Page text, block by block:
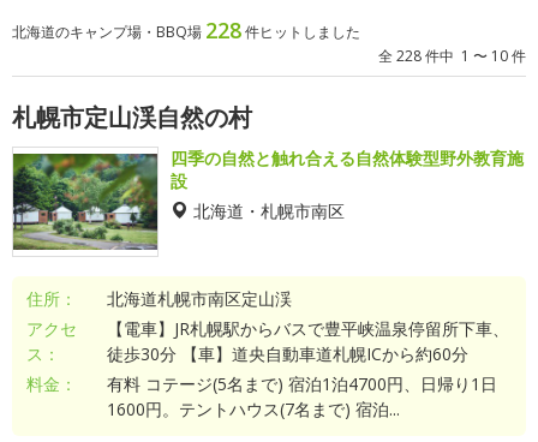
北海道のキャンプ場・BBQ場 228件ヒットしました
全 228 件中 1 〜 10 件
札幌市定山渓自然の村
四季の自然と触れ合える自然体験型野外教育施
設
北海道・札幌市南区
住所：
北海道札幌市南区定山渓
アクセ
ス：
【電車】JR札幌駅からバスで豊平峡温泉停留所下車、
徒歩30分 【車】道央自動車道札幌ICから約60分
料金：
有料 コテージ(5名まで) 宿泊1泊4700円、日帰り1日
1600円。テントハウス(7名まで) 宿泊...